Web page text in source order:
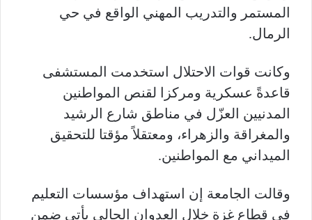
المستمر والتدريب المهني الواقع في حي
الرمال.
وكانت قوات الاحتلال استخدمت المستشفى
قاعدةً عسكرية ومركزا لقنص المواطنين
المدنيين العزّل في مناطق شارع الرشيد
والمغراقة والزهراء، ومعتقلاً مؤقتا للتحقيق
الميداني مع المواطنين.
وقالت الجامعة إن استهداف مؤسسات التعليم
في قطاع غزة خلال العدوان الحالي يأتي ضمن